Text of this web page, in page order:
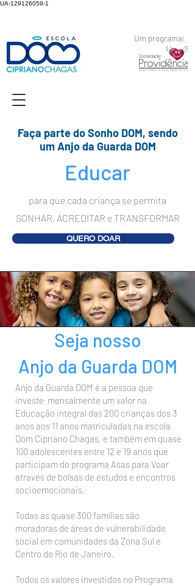
UA-129126059-1
Um programa:
Faça parte do Sonho DOM, sendo
um Anjo da Guarda DOM
Educar
para que cada criança se permita
SONHAR, ACREDITAR e TRANSFORMAR
QUERO DOAR
Seja nosso
Anjo da Guarda DOM
Anjo da Guarda DOM é a pessoa que
investe mensalmente um valor na
Educação integral das 200 crianças dos 3
anos aos 11 anos matriculadas na escola
Dom Cipriano Chagas, e também em quase
100 adolescentes entre 12 e 19 anos que
participam do programa Asas para Voar
através de bolsas de estudos e encontros
socioemocionais.
Todas as quase 300 famílias são
moradoras de áreas de vulnerabilidade
social em comunidades da Zona Sul e
Centro do Rio de Janeiro.
Todos os valores investidos no Programa